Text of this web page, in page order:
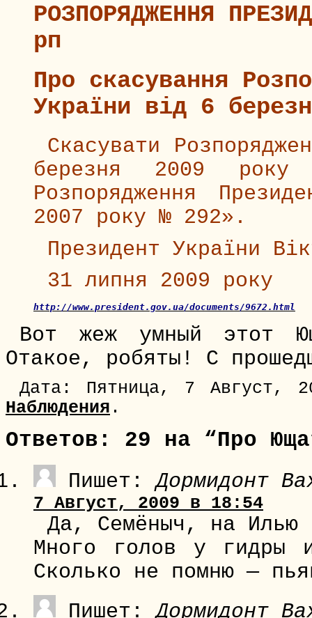
РОЗПОРЯДЖЕННЯ
рп
Про скасування
України від 6
Скасувати
березня 2009
Розпорядження
2007 року № 292».
Президент України
31 липня 2009 року
http://www.president.gov.ua/documents/9672.html
Вот жеж умный этот
Отакое, робяты! С
Дата: Пятница, 7 Август,
Наблюдения .
Ответов: 29 на “Про
Пишет:Дормидонт
7 Август, 2009 в 18:54
Да, Семёныч, на Илью
Много голов у гидры
Сколько не помню —
Пишет:Дормидонт